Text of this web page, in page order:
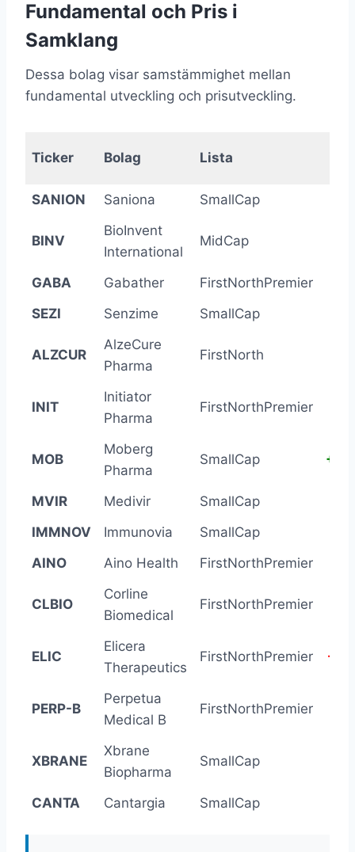
Fundamental och Pris i
Samklang
Dessa bolag visar samstämmighet mellan
fundamental utveckling och prisutveckling.
Ticker Bolag Lista
SANION
Saniona SmallCap
BINV
BioInvent
International
MidCap
GABA Gabather FirstNorthPremier
SEZI
Senzime SmallCap
ALZCUR
AlzeCure
Pharma
FirstNorth
INIT
Initiator
Pharma
FirstNorthPremier
MOB
Moberg
Pharma
SmallCap
MVIR Medivir SmallCap
IMMNOV
Immunovia SmallCap
AINO
Aino Health FirstNorthPremier
CLBIO
Corline
Biomedical
FirstNorthPremier
ELIC
Elicera
Therapeutics
FirstNorthPremier -
PERP-B
Perpetua
Medical B
FirstNorthPremier
XBRANE
Xbrane
Biopharma
SmallCap
CANTA Cantargia SmallCap